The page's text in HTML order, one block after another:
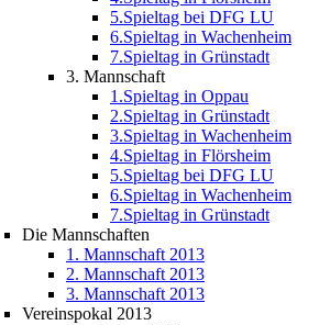
5.Spieltag bei DFG LU
6.Spieltag in Wachenheim
7.Spieltag in Grünstadt
3. Mannschaft
1.Spieltag in Oppau
2.Spieltag in Grünstadt
3.Spieltag in Wachenheim
4.Spieltag in Flörsheim
5.Spieltag bei DFG LU
6.Spieltag in Wachenheim
7.Spieltag in Grünstadt
Die Mannschaften
1. Mannschaft 2013
2. Mannschaft 2013
3. Mannschaft 2013
Vereinspokal 2013